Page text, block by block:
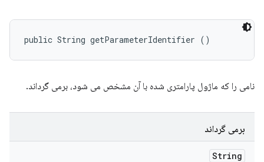
public String getParameterIdentifier ()
نامی را که ماژول پارامتری شده با آن مشخص می شود، برمی گرداند.
برمی گرداند
String